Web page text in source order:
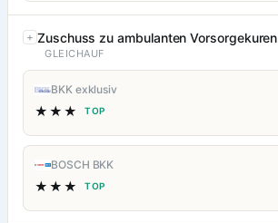
Zuschuss zu ambulanten Vorsorgekuren
GLEICHAUF
BKK exklusiv
★★★ TOP
BOSCH BKK
★★★ TOP